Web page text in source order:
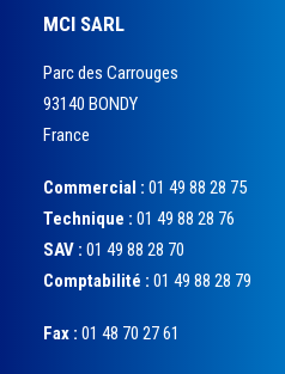
MCI SARL
Parc des Carrouges
93140 BONDY
France
Commercial : 01 49 88 28 75
Technique : 01 49 88 28 76
SAV : 01 49 88 28 70
Comptabilité : 01 49 88 28 79
Fax : 01 48 70 27 61